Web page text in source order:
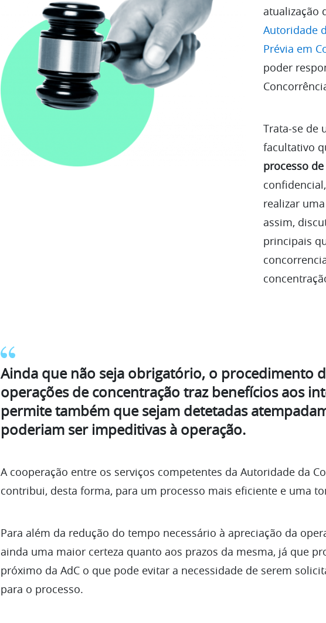
atualização
Autoridade
Prévia em
poder
Trata-se de
facultativo
processo
realizar
assim,
principais
Ainda que não seja obrigatório, o procedimento
operações de concentração traz benefícios aos
permite também que sejam detetadas
poderiam ser impeditivas à operação.
A cooperação entre os serviços competentes da Autoridade da
contribui, desta forma, para um processo mais eficiente e uma
Para além da redução do tempo necessário à apreciação da
ainda uma maior certeza quanto aos prazos da mesma, já que
próximo da AdC o que pode evitar a necessidade de serem
para o processo.